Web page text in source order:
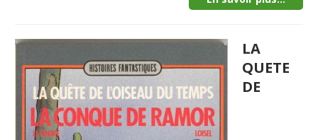
LA
QUETE
DE